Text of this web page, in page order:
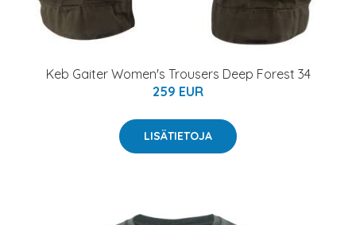
Keb Gaiter Women's Trousers Deep Forest 34
259 EUR
LISÄTIETOJA